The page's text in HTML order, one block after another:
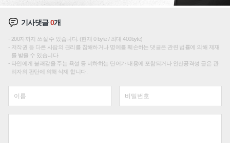
기사댓글0개
200자까지 쓰실 수 있습니다. (현재 0 byte / 최대 400byte)
저작권 등 다른 사람의 권리를 침해하거나 명예를 훼손하는 댓글은 관련 법률에 의해 제재
를 받을 수 있습니다.
타인에게 불쾌감을 주는 욕설 등 비하하는 단어가 내용에 포함되거나 인신공격성 글은 관
리자의 판단에 의해 삭제 합니다.